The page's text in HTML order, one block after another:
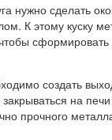
нужно сделать
К этому куску
сформировать
создать
на
прочного